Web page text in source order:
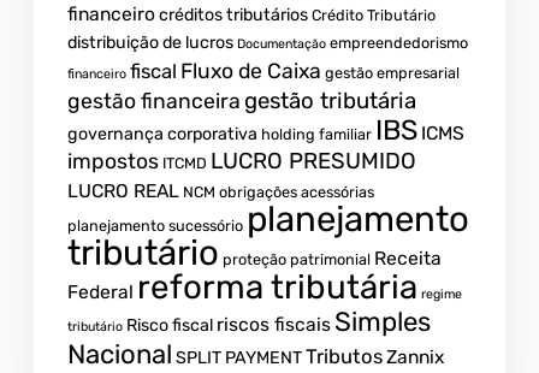
financeirocréditos tributários Crédito Tributário
distribuição de lucros Documentação empreendedorismo
financeiro fiscal Fluxo de Caixa gestão empresarial
gestão financeira gestão tributária
governança corporativa holding familiar IBS ICMS
impostos ITCMD LUCRO PRESUMIDO
LUCRO REAL NCM obrigações acessórias
planejamento sucessório planejamento
tributário proteção patrimonial Receita
Federal reforma tributária regime
tributário Risco fiscal riscos fiscais Simples
Nacional SPLIT PAYMENTTributosZannix